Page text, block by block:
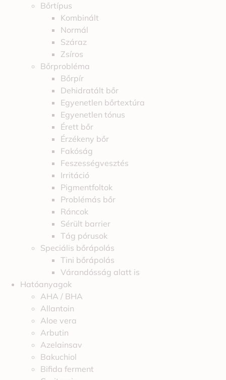
Bőrtípus
Kombinált
Normál
Száraz
Zsíros
Bőrprobléma
Bőrpír
Dehidratált bőr
Egyenetlen bőrtextúra
Egyenetlen tónus
Érett bőr
Érzékeny bőr
Fakóság
Feszességvesztés
Irritáció
Pigmentfoltok
Problémás bőr
Ráncok
Sérült barrier
Tág pórusok
Speciális bőrápolás
Tini bőrápolás
Várandósság alatt is
Hatóanyagok
AHA / BHA
Allantoin
Aloe vera
Arbutin
Azelainsav
Bakuchiol
Bifida ferment